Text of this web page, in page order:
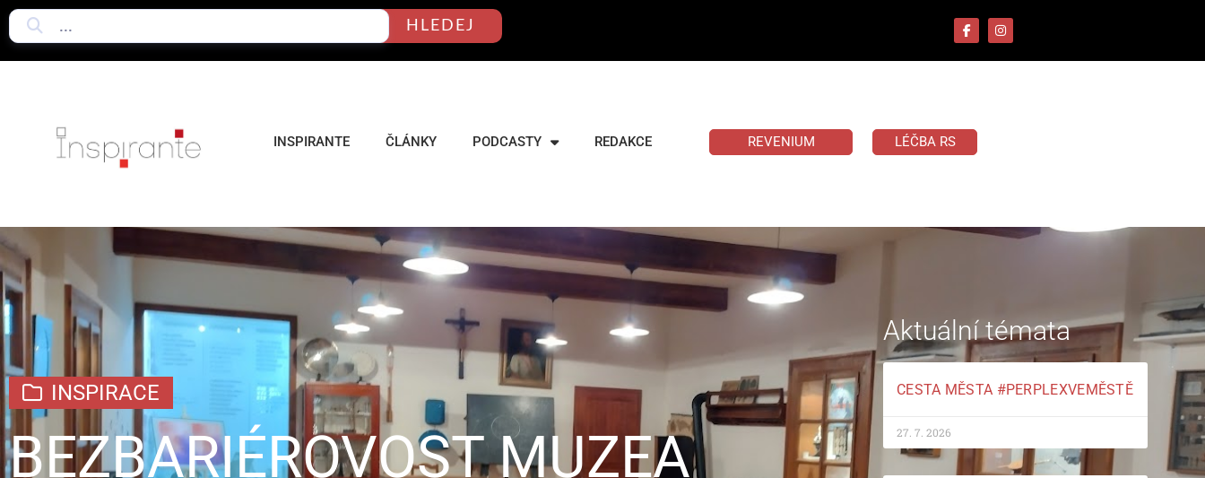
HLEDEJ
INSPIRANTE ČLÁNKY PODCASTY REDAKCE REVENIUM LÉČBA RS
INSPIRACE
BEZBARIÉROVOST MUZEA
Aktuální témata
CESTA MĚSTA #PERPLEXVEMĚSTĚ
27. 7. 2026